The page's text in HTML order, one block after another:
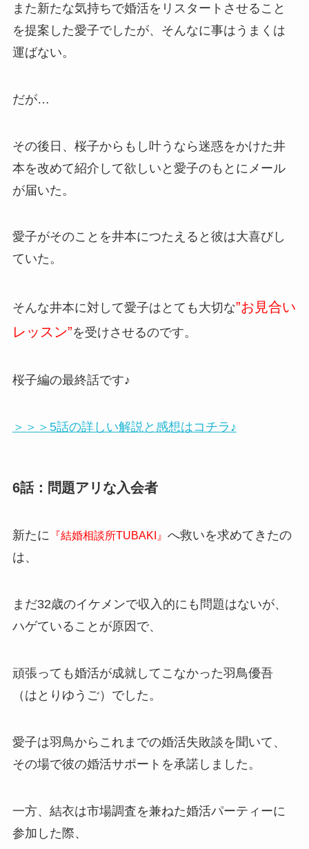
また新たな気持ちで婚活をリスタートさせること
を提案した愛子でしたが、そんなに事はうまくは
運ばない。
だが…
その後日、桜子からもし叶うなら迷惑をかけた井
本を改めて紹介して欲しいと愛子のもとにメール
が届いた。
愛子がそのことを井本につたえると彼は大喜びし
ていた。
そんな井本に対して愛子はとても大切な”お見合い
レッスン”を受けさせるのです。
桜子編の最終話です♪
＞＞＞5話の詳しい解説と感想はコチラ♪
6話：問題アリな入会者
新たに 『結婚相談所TUBAKI』 へ救いを求めてきたの
は、
まだ32歳のイケメンで収入的にも問題はないが、
ハゲていることが原因で、
頑張っても婚活が成就してこなかった羽鳥優吾
（はとりゆうご）でした。
愛子は羽鳥からこれまでの婚活失敗談を聞いて、
その場で彼の婚活サポートを承諾しました。
一方、結衣は市場調査を兼ねた婚活パーティーに
参加した際、